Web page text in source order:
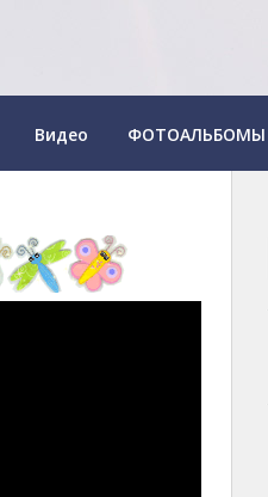
Видео ФОТОАЛЬБОМЫ